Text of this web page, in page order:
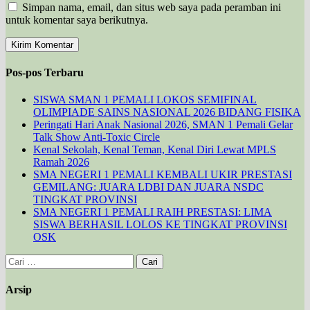
Simpan nama, email, dan situs web saya pada peramban ini
untuk komentar saya berikutnya.
Pos-pos Terbaru
SISWA SMAN 1 PEMALI LOKOS SEMIFINAL
OLIMPIADE SAINS NASIONAL 2026 BIDANG FISIKA
Peringati Hari Anak Nasional 2026, SMAN 1 Pemali Gelar
Talk Show Anti-Toxic Circle
Kenal Sekolah, Kenal Teman, Kenal Diri Lewat MPLS
Ramah 2026
SMA NEGERI 1 PEMALI KEMBALI UKIR PRESTASI
GEMILANG: JUARA LDBI DAN JUARA NSDC
TINGKAT PROVINSI
SMA NEGERI 1 PEMALI RAIH PRESTASI: LIMA
SISWA BERHASIL LOLOS KE TINGKAT PROVINSI
OSK
Cari
untuk:
Arsip